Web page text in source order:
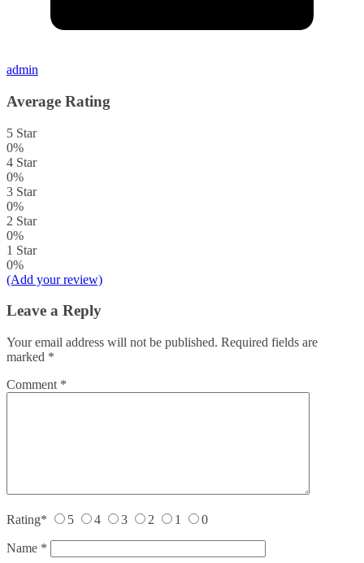
admin
Average Rating
5 Star
0%
4 Star
0%
3 Star
0%
2 Star
0%
1 Star
0%
(Add your review)
Leave a Reply
Your email address will not be published. Required fields are
marked *
Comment *
Rating* 5 4 3 2 1 0
Name *